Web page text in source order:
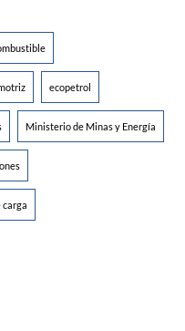
ecopetrol
Ministerio de Minas y Energía
carga